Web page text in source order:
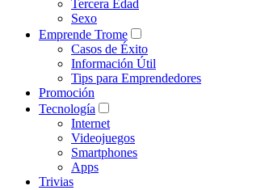
Tercera Edad
Sexo
Emprende Trome
Casos de Éxito
Información Útil
Tips para Emprendedores
Promoción
Tecnología
Internet
Videojuegos
Smartphones
Apps
Trivias